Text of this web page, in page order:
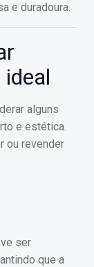
e duradoura.
alguns
e estética.
ou revender
ser
que a